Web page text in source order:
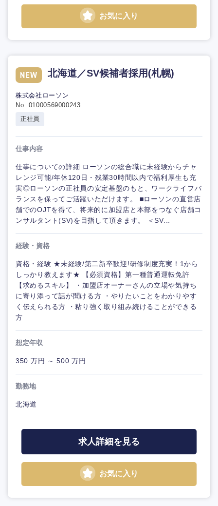
お気に入り
北海道／SV候補者採用(札幌)
株式会社ローソン
No. 01000569000243
正社員
仕事内容
仕事についての詳細 ローソンの総合職に未経験からチャ
レンジ可能/年休120日・残業30時間以内で福利厚生も充
実◎ローソンの正社員の安定基盤のもと、ワークライフバ
ランスを保ってご活躍いただけます。 ■ローソンの直営店
舗でのOJTを得て、将来的に加盟店と本部をつなぐ店舗コ
ンサルタント(SV)を目指して頂きます。 ＜SV...
経験・資格
資格・経験 ★未経験/第二新卒歓迎!研修制度充実！1から
しっかり教えます★ 【必須資格】第一種普通運転免許
【求めるスキル】 ・加盟店オーナーさんの立場や気持ち
に寄り添って話が聞ける方 ・やりたいことをわかりやす
く伝えられる方 ・粘り強く取り組み続けることができる
方
想定年収
350 万円 ～ 500 万円
勤務地
北海道
求人詳細を見る
お気に入り